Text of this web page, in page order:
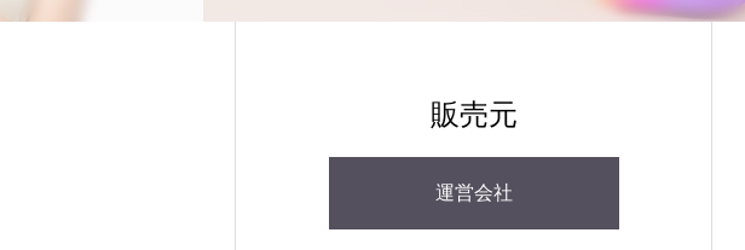
販売元
運営会社